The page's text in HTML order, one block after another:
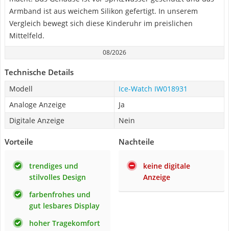
Armband ist aus weichem Silikon gefertigt. In unserem
Vergleich bewegt sich diese Kinderuhr im preislichen
Mittelfeld.
08/2026
Technische Details
Modell
Ice-Watch IW018931
Analoge Anzeige
Ja
Digitale Anzeige
Nein
Vorteile
trendiges und
stilvolles Design
farbenfrohes und
gut lesbares Display
hoher Tragekomfort
Nachteile
keine digitale
Anzeige